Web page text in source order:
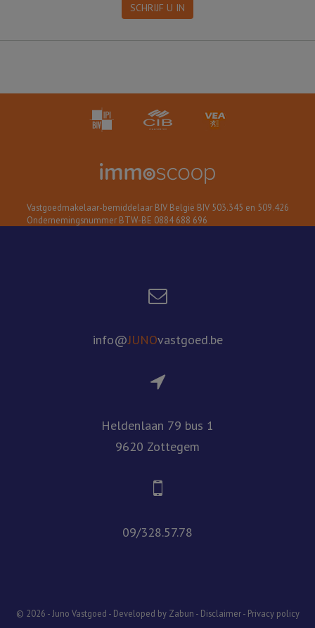
SCHRIJF U IN
Vastgoedmakelaar-bemiddelaar BIV België BIV 503.345 en 509.426
Ondernemingsnummer BTW-BE 0884 688 696
info@JUNOvastgoed.be
Heldenlaan 79 bus 1
9620 Zottegem
09/328.57.78
© 2026 - Juno Vastgoed - Developed by Zabun - Disclaimer- Privacy policy